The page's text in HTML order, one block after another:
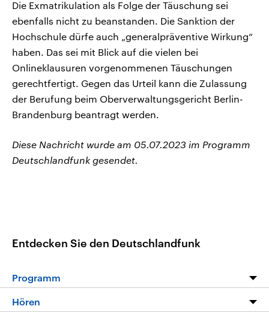
Die Exmatrikulation als Folge der Täuschung sei
ebenfalls nicht zu beanstanden. Die Sanktion der
Hochschule dürfe auch „generalpräventive Wirkung“
haben. Das sei mit Blick auf die vielen bei
Onlineklausuren vorgenommenen Täuschungen
gerechtfertigt. Gegen das Urteil kann die Zulassung
der Berufung beim Oberverwaltungsgericht Berlin-
Brandenburg beantragt werden.
Diese Nachricht wurde am 05.07.2023 im Programm
Deutschlandfunk gesendet.
Entdecken Sie den Deutschlandfunk
Programm
Programm
Hören